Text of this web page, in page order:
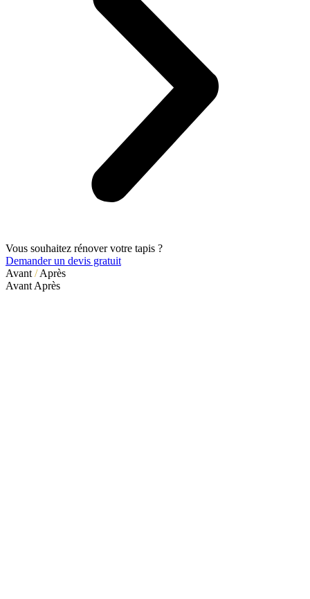
Vous souhaitez rénover votre tapis ?
Demander un devis gratuit
Avant /Après
Avant Après